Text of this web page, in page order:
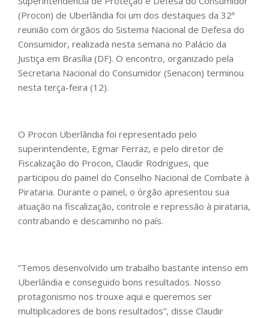
(Procon) de Uberlândia foi um dos destaques da 32ª
reunião com órgãos do Sistema Nacional de Defesa do
Consumidor, realizada nesta semana no Palácio da
Justiça em Brasília (DF). O encontro, organizado pela
Secretaria Nacional do Consumidor (Senacon) terminou
nesta terça-feira (12).
O Procon Uberlândia foi representado pelo
superintendente, Egmar Ferraz, e pelo diretor de
Fiscalização do Procon, Claudir Rodrigues, que
participou do painel do Conselho Nacional de Combate à
Pirataria. Durante o painel, o órgão apresentou sua
atuação na fiscalização, controle e repressão à pirataria,
contrabando e descaminho no país.
“Temos desenvolvido um trabalho bastante intenso em
Uberlândia e conseguido bons resultados. Nosso
protagonismo nos trouxe aqui e queremos ser
multiplicadores de bons resultados”, disse Claudir